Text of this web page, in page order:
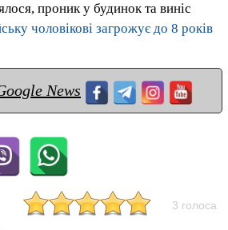
проник у будинок та виніс
чоловікові загрожує до 8 років
News
3 голоса